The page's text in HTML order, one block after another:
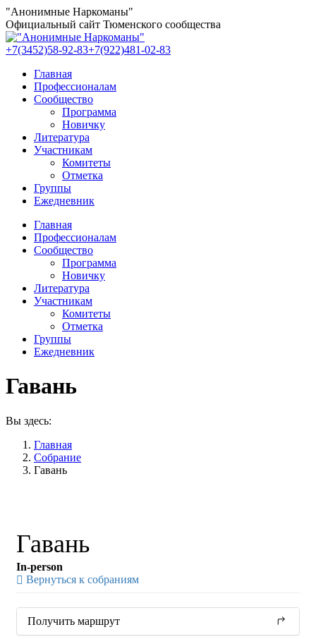
Перейти
к
содержанию
"Анонимные Наркоманы"
Официальный сайт Тюменского сообщества
+7(3452)58-92-83+7(922)481-02-83
Главная
Профессионалам
Сообщество
Программа
Новичку
Литература
Участникам
Комитеты
Отметка
Группы
Ежедневник
Главная
Профессионалам
Сообщество
Программа
Новичку
Литература
Участникам
Комитеты
Отметка
Группы
Ежедневник
Гавань
Вы здесь:
Главная
Собрание
Гавань
Гавань
In-person
Вернуться к собраниям
Получить маршрут